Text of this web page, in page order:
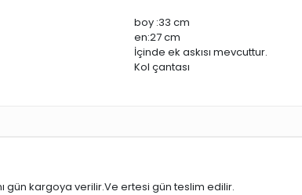
boy :33 cm
en:27 cm
İçinde ek askısı mevcuttur.
Kol çantası
gün kargoya verilir.Ve ertesi gün teslim edilir.